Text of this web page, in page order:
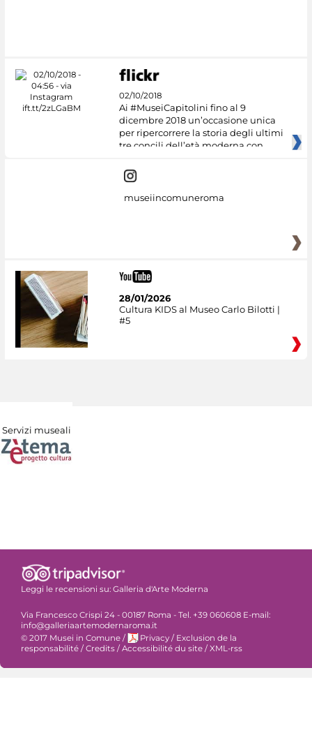
02/10/2018
Ai #MuseiCapitolini fino al 9
dicembre 2018 un’occasione unica
per ripercorrere la storia degli ultimi
tre concili dell’età moderna con
museiincomuneroma
28/01/2026
Cultura KIDS al Museo Carlo Bilotti |
#5
Servizi museali
Leggi le recensioni su: Galleria d'Arte Moderna
Via Francesco Crispi 24 - 00187 Roma - Tel. +39 060608 E-mail:
info@galleriaartemodernaroma.it
© 2017 Musei in Comune / Privacy / Exclusion de la
responsabilité / Credits / Accessibilité du site / XML-rss